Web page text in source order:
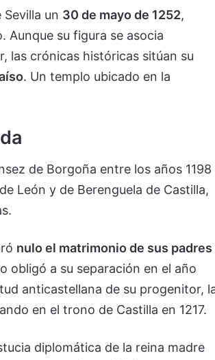
un 30 de mayo de 1252,
Aunque su figura se asocia
las crónicas históricas sitúan su
. Un templo ubicado en la
de Borgoña entre los años 1198
León y de Berenguela de Castilla,
nulo el matrimonio de sus padres
obligó a su separación en el año
anticastellana de su progenitor,
en el trono de Castilla en 1217.
diplomática de la reina madre